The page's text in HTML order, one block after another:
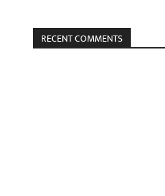
RECENT COMMENTS